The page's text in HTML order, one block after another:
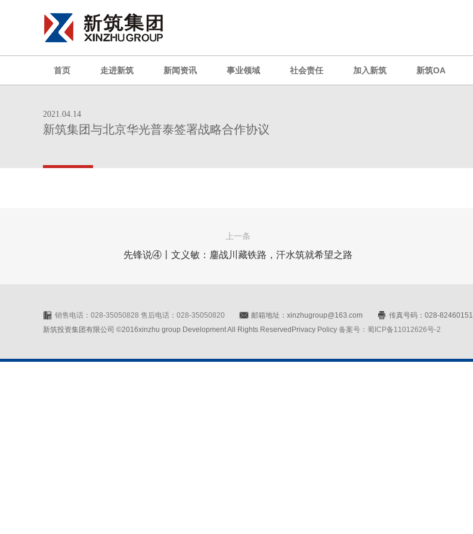
首页 走进新筑 新闻资讯 事业领域 社会责任 加入新筑 新筑OA
2021.04.14
新筑集团与北京华光普泰签署战略合作协议
上一条
先锋说④丨文义敏：鏖战川藏铁路，汗水筑就希望之路
销售电话：028-35050828 售后电话：028-35050820 邮箱地址：xinzhugroup@163.com
传真号码：028-82460151
新筑投资集团有限公司 ©2016xinzhu group Development All Rights ReservedPrivacy Policy 备案号：蜀ICP备11012626号-2